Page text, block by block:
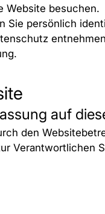
Website besuchen.
Sie persönlich
auf
den
Verantwortlichen